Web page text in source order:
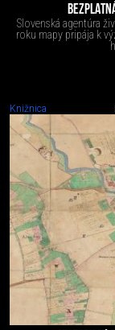
Slovenská agentúra
roku mapy pripája k
Knižnica